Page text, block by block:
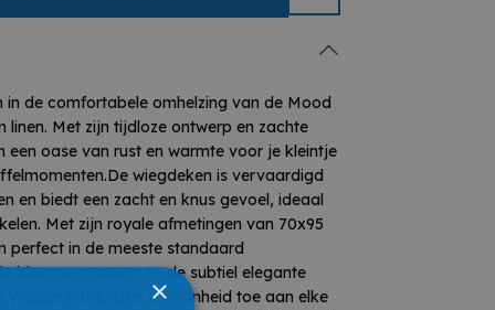
de comfortabele omhelzing van de Mood
linen. Met zijn tijdloze ontwerp en zachte
een oase van rust en warmte voor je kleintje
wiegdeken is vervaardigd
en biedt een zacht en knus gevoel, ideaal
Met zijn royale afmetingen van 70x95
perfect in de meeste standaard
bloemenpatroon en de subtiel elegante
vleugje natuurlijke schoonheid toe aan elke
×